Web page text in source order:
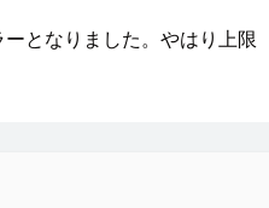
となりました。やはり上限